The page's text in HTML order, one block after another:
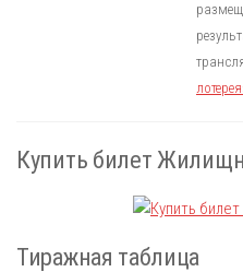
Купить билет
Тиражная таблица